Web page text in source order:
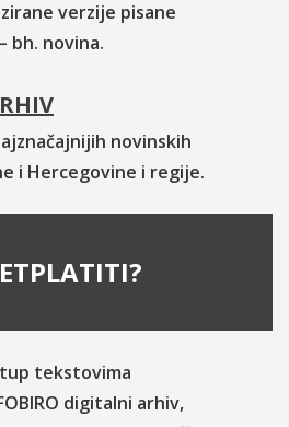
verzije pisane
bh. novina.
novinskih
i Hercegovine i regije.
tekstovima
digitalni arhiv,